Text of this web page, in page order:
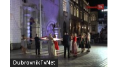
DubrovnikTvNet